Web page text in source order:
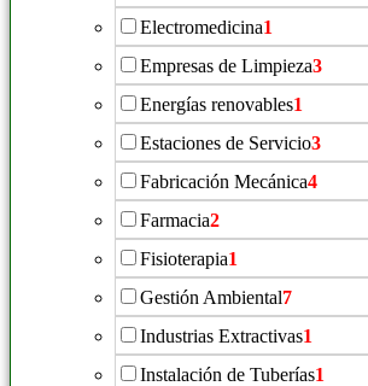
Electromedicina1
Empresas de Limpieza3
Energías renovables1
Estaciones de Servicio3
Fabricación Mecánica4
Farmacia2
Fisioterapia1
Gestión Ambiental7
Industrias Extractivas1
Instalación de Tuberías1